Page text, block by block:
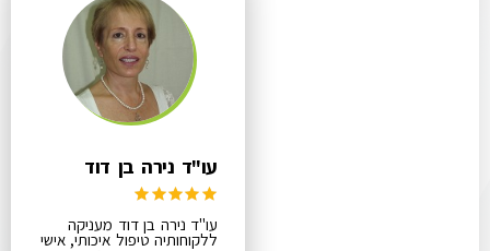
עו"ד נירה בן דוד
עו"ד נירה בן דוד מעניקה
ללקוחותיה טיפול איכותי, אישי